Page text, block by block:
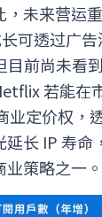
未来营运
可透过广
目前尚未看
若能在
业定价权，
长 IP 寿命
策略之一。